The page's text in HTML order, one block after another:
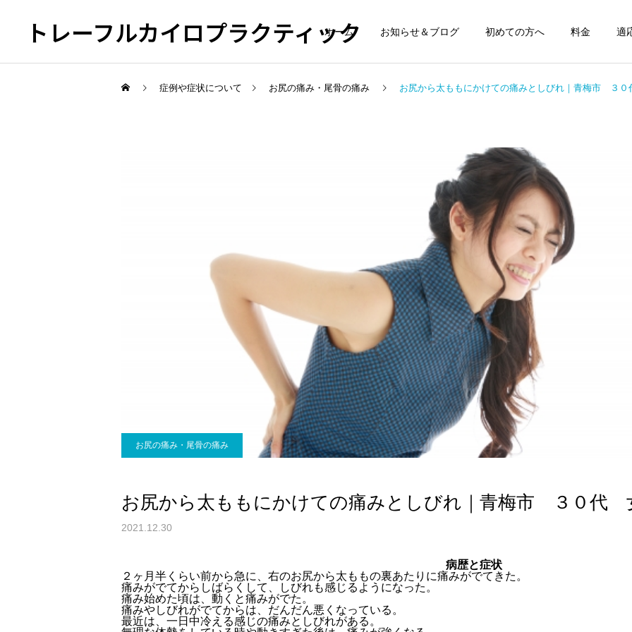
トレーフルカイロプラクティック
ホーム お知らせ＆ブログ 初めての方へ 料金 適
腰痛
鵞足炎の整体について
膝の痛み
腸脛靭帯炎の整体について
症例や症状について お尻の痛み・尾骨の痛み お尻から太ももにかけての痛みとしびれ｜青梅市 ３
お尻の痛み・尾骨の痛み
お尻から太ももにかけての痛みとしびれ｜青梅市 ３０代
2021.12.30
病歴と症状
２ヶ月半くらい前から急に、右のお尻から太ももの裏あたりに痛みがでてきた。
痛みがでてからしばらくして、しびれも感じるようになった。
痛み始めた頃は、動くと痛みがでた。
痛みやしびれがでてからは、だんだん悪くなっている。
最近は、一日中冷える感じの痛みとしびれがある。